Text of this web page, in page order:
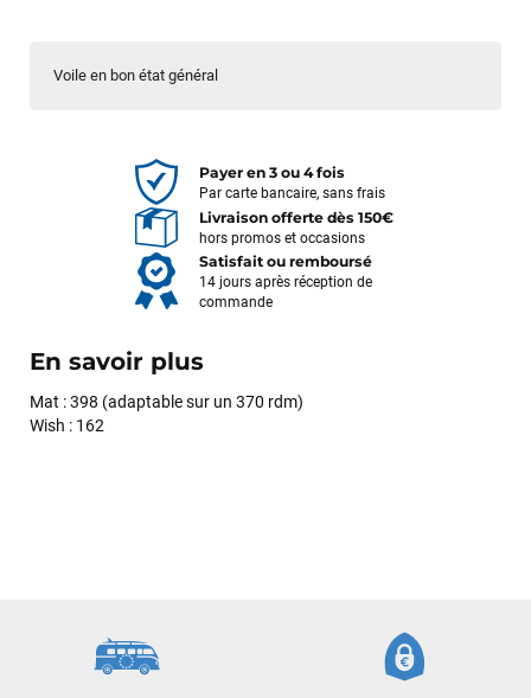
Voile en bon état général
Payer en 3 ou 4 fois
Par carte bancaire, sans frais
Livraison offerte dès 150€
hors promos et occasions
Satisfait ou remboursé
14 jours après réception de
commande
En savoir plus
Mat : 398 (adaptable sur un 370 rdm)
Wish : 162
commande validée, le magasin m’a appelé pour confirmer
avec moi les caractéristiques des équipements, me conseiller
sur le matériel à choisir, et m’a même offert du matériel en